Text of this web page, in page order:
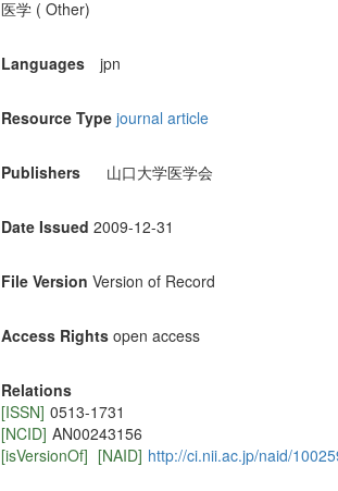
医学 ( Other)
Languages jpn
Resource Type journal article
Publishers 山口大学医学会
Date Issued 2009-12-31
File Version Version of Record
Access Rights open access
Relations
[ISSN] 0513-1731
[NCID] AN00243156
[isVersionOf] [NAID] http://ci.nii.ac.jp/naid/